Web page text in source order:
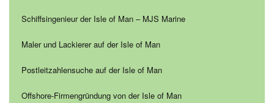
Schiffsingenieur der Isle of Man – MJS Marine
Maler und Lackierer auf der Isle of Man
Postleitzahlensuche auf der Isle of Man
Offshore-Firmengründung von der Isle of Man